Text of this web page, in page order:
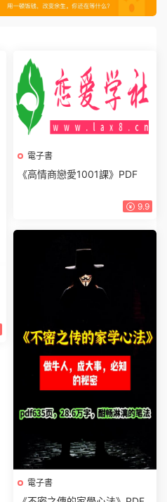
《高情商戀愛1001課》PDF